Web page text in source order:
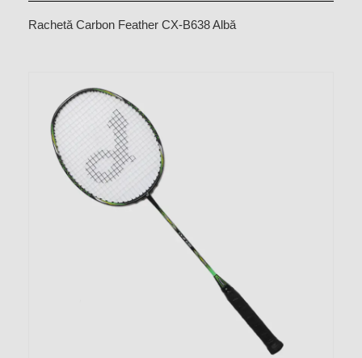
Rachetă Carbon Feather CX-B638 Albă